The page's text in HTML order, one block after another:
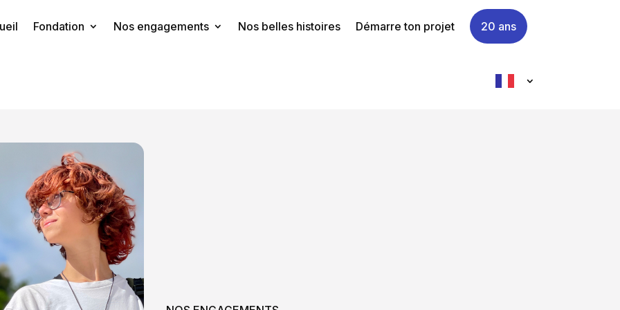
Fondation Nos engagements Nos belles histoires Démarre ton projet 20 ans